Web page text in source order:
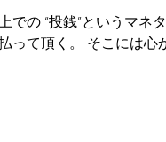
の “投銭”というマネ
て頂く。 そこには心